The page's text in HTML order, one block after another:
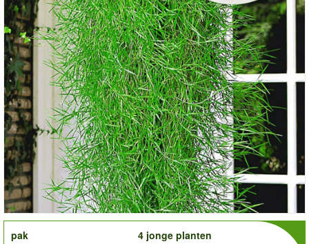
order
pak
4 jonge planten